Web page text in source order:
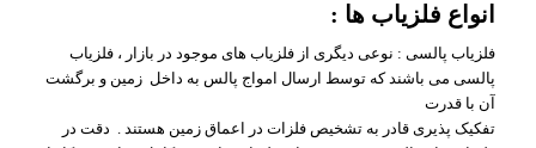
انواع فلزیاب ها :
فلزیاب پالسی : نوعی دیگری از فلزیاب های موجود در بازار ، فلزیاب
پالسی می باشند که توسط ارسال امواج پالس به داخل زمین و برگشت
آن با قدرت
تفکیک پذیری قادر به تشخیص فلزات در اعماق زمین هستند . دقت در